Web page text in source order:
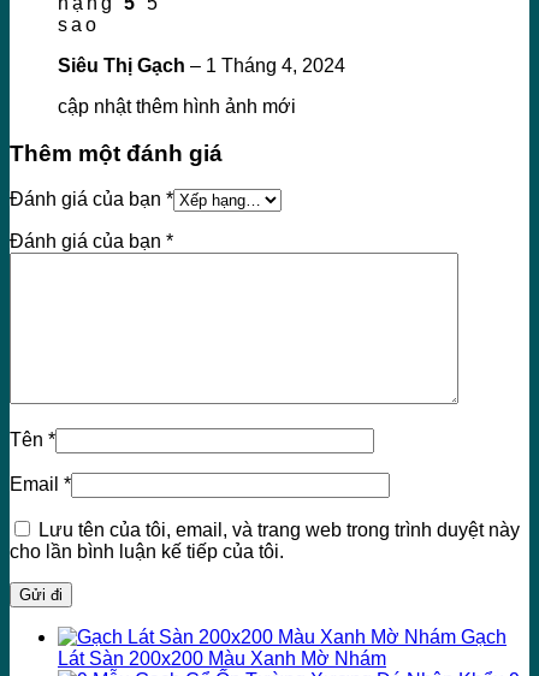
sao
Siêu Thị Gạch – 1 Tháng 4, 2024
cập nhật thêm hình ảnh mới
Thêm một đánh giá
Đánh giá của bạn *
Đánh giá của bạn *
Tên *
Email *
Lưu tên của tôi, email, và trang web trong trình duyệt này
cho lần bình luận kế tiếp của tôi.
Gạch
Lát Sàn 200x200 Màu Xanh Mờ Nhám